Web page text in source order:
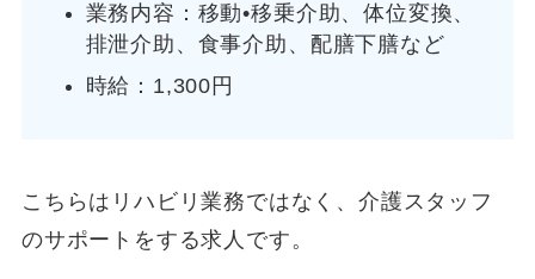
業務内容：移動•移乗介助、体位変換、
排泄介助、食事介助、配膳下膳など
時給：1,300円
こちらはリハビリ業務ではなく、介護スタッフ
のサポートをする求人です。